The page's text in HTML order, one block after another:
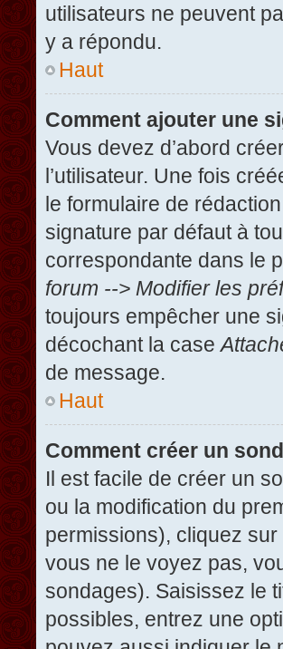
utilisateurs ne peuvent
y a répondu.
Haut
Comment ajouter une
Vous devez d’abord
l’utilisateur. Une fois
le formulaire de
signature par défaut à
correspondante dans le
forum --> Modifier les
toujours empêcher une
décochant la case
de message.
Haut
Comment créer un
Il est facile de créer un
ou la modification du
permissions), cliquez sur
vous ne le voyez pas,
sondages). Saisissez le
possibles, entrez une